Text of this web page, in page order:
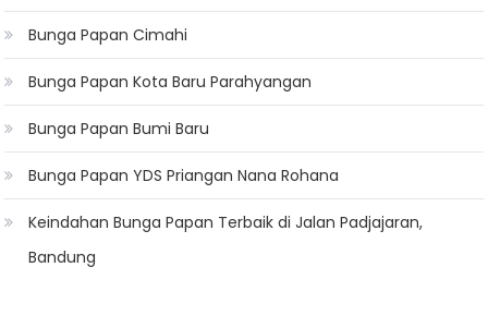
Bunga Papan Cimahi
Bunga Papan Kota Baru Parahyangan
Bunga Papan Bumi Baru
Bunga Papan YDS Priangan Nana Rohana
Keindahan Bunga Papan Terbaik di Jalan Padjajaran,
Bandung